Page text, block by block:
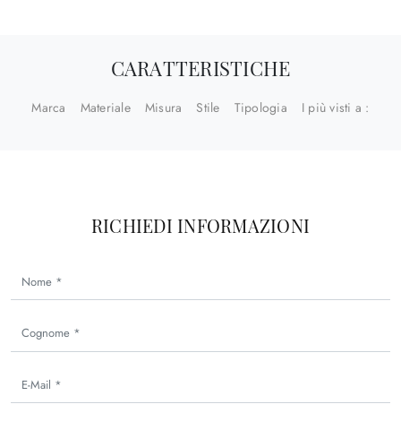
CARATTERISTICHE
Marca Materiale Misura Stile Tipologia I più visti a :
RICHIEDI INFORMAZIONI